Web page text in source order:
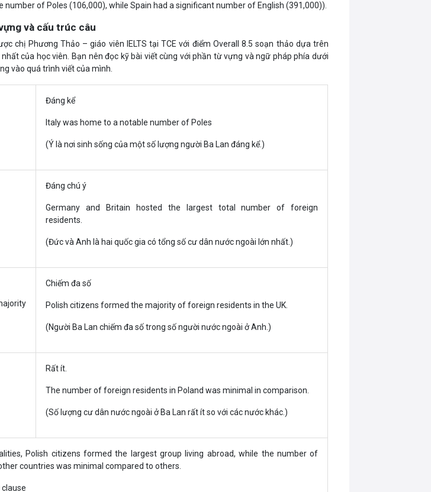
number of Poles (106,000), while Spain had a significant number of English (391,000)).
và cấu trúc câu
chị Phương Thảo – giáo viên IELTS tại TCE với điểm Overall 8.5 soạn thảo dựa trên
của học viên. Bạn nên đọc kỹ bài viết cùng với phần từ vựng và ngữ pháp phía dưới
vào quá trình viết của mình.
Đáng kể
Italy was home to a notable number of Poles
(Ý là nơi sinh sống của một số lượng người Ba Lan đáng kể.)
Đáng chú ý
Germany and Britain hosted the largest total number of foreign
residents.
(Đức và Anh là hai quốc gia có tổng số cư dân nước ngoài lớn nhất.)
Chiếm đa số
Polish citizens formed the majority of foreign residents in the UK.
(Người Ba Lan chiếm đa số trong số người nước ngoài ở Anh.)
Rất ít.
The number of foreign residents in Poland was minimal in comparison.
(Số lượng cư dân nước ngoài ở Ba Lan rất ít so với các nước khác.)
Polish citizens formed the largest group living abroad, while the number of
countries was minimal compared to others.
clause